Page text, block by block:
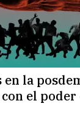
en la
con el